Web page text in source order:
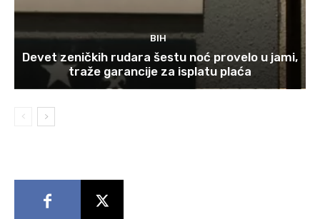
BIH
Devet zeničkih rudara šestu noć provelo u jami,
traže garancije za isplatu plaća